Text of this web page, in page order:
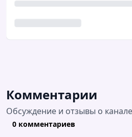
Комментарии
Обсуждение и отзывы о канале
0 комментариев